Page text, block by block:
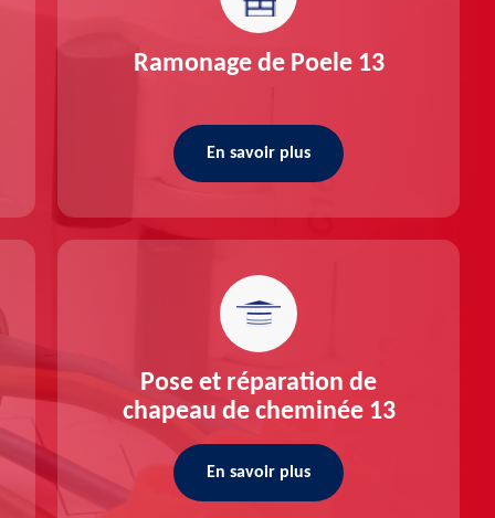
Ramonage de Poele 13
En savoir plus
Pose et réparation de
chapeau de cheminée 13
En savoir plus